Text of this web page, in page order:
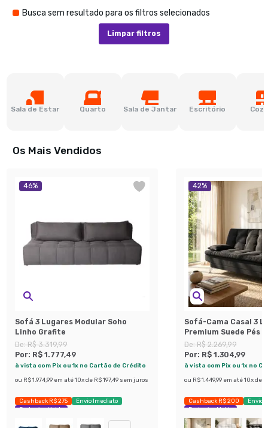
Busca sem resultado para os filtros selecionados
Limpar filtros
Sala de Estar Quarto Sala de Jantar Escritório
Os Mais Vendidos
46%
Sofá 3 Lugares Modular Soho
Linho Grafite
De:R$ 3.319,99
Por: R$ 1.777,49
à vista com Pix ou 1x no Cartão de Crédito
ou R$ 1.974,99 em até 10x de R$ 197,49 sem juros
Cashback R$ 275
Envio Imediato
Exclusivo Mobly
42%
Sofá-Cama Casal 3
Premium Suede Pés
Preto
De:R$ 2.269,99
Por: R$ 1.304,99
à vista com Pix ou 1x no
ou R$ 1.449,99 em até 10x de
Cashback R$ 200
Envio
Exclusivo Mobly